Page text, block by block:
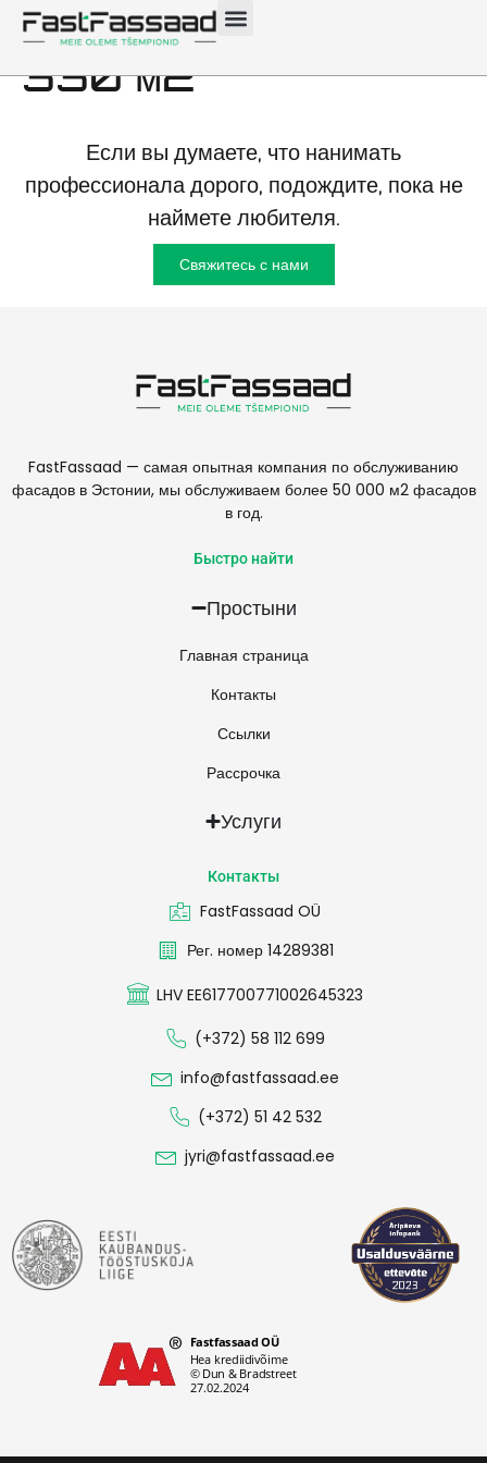
фасадов Таллинн
330 м2
Если вы думаете, что нанимать
профессионала дорого, подождите, пока не
наймете любителя.
Свяжитесь с нами
FastFassaad — самая опытная компания по обслуживанию
фасадов в Эстонии, мы обслуживаем более 50 000 м2 фасадов
в год.
Быстро найти
Простыни
Главная страница
Контакты
Ссылки
Рассрочка
Услуги
Контакты
FastFassaad OÜ
Рег. номер 14289381
LHV EE617700771002645323
(+372) 58 112 699
info@fastfassaad.ee
(+372) 51 42 532
jyri@fastfassaad.ee